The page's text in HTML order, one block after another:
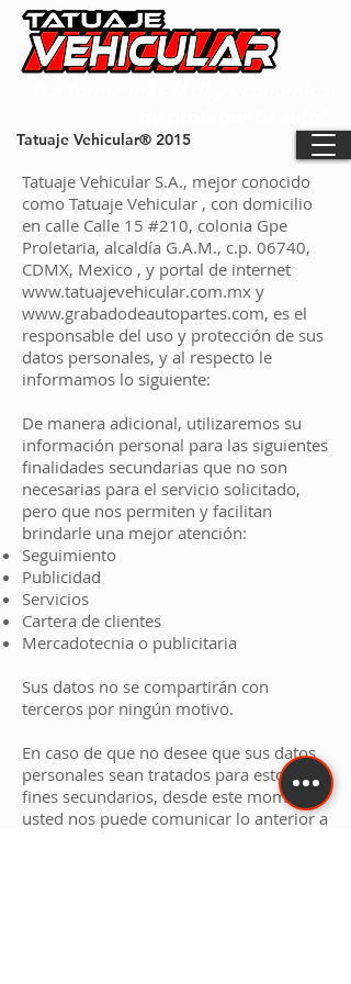
Tatuaje Vehicular®️ 2015
Tatuaje Vehicular S.A., mejor conocido
como Tatuaje Vehicular , con domicilio
en calle Calle 15 #210, colonia Gpe
Proletaria, alcaldía G.A.M., c.p. 06740,
CDMX, Mexico , y portal de internet
www.tatuajevehicular.com.mx y
www.grabadodeautopartes.com, es el
responsable del uso y protección de sus
datos personales, y al respecto le
informamos lo siguiente:
De manera adicional, utilizaremos su
información personal para las siguientes
finalidades secundarias que no son
necesarias para el servicio solicitado,
pero que nos permiten y facilitan
brindarle una mejor atención:
Seguimiento
Publicidad
Servicios
Cartera de clientes
Mercadotecnia o publicitaria
Sus datos no se compartirán con
terceros por ningún motivo.
En caso de que no desee que sus datos
personales sean tratados para estos
fines secundarios, desde este momento
usted nos puede comunicar lo anterior a